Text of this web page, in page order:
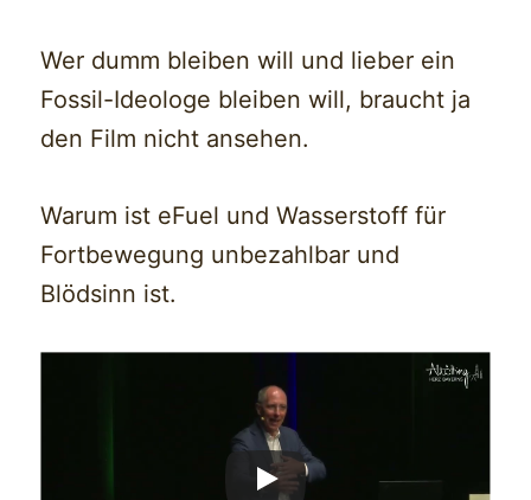
Wer dumm bleiben will und lieber ein
Fossil-Ideologe bleiben will, braucht ja
den Film nicht ansehen.
Warum ist eFuel und Wasserstoff für
Fortbewegung unbezahlbar und
Blödsinn ist.